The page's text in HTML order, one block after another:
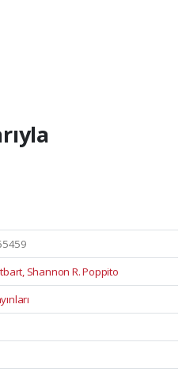
Shannon R. Poppito